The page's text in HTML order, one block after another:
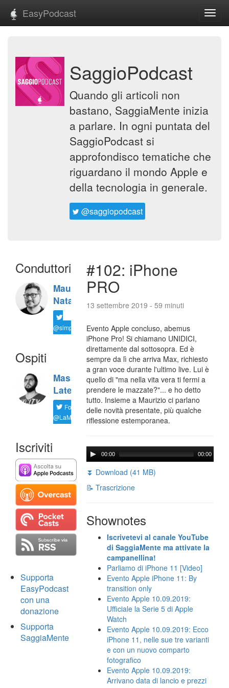
EasyPodcast
SaggioPodcast
Quando gli articoli non
bastano, SaggiaMente inizia
a parlare. In ogni puntata del
SaggioPodcast si
approfondisco tematiche che
riguardano il mondo Apple e
della tecnologia in generale.
@saggiopodcast
Conduttori
Maurizio
Natali
@simplemal
Ospiti
Massimiliano
Latella
Follow
@LaMaxImages
Iscriviti
Supporta
EasyPodcast
con una
donazione
Supporta
SaggiaMente
#102: iPhone
PRO
13 settembre 2019 - 59 minuti
Evento Apple concluso, abemus
iPhone Pro! Si chiamano UNIDICI,
direttamente dal sottosopra. Ed è
sempre da lì che arriva Max, richiesto
a gran voce durante l'ultimo live. Lui è
quello di "ma nella vita vera ti fermi a
prendere le mazzate?"... e ho detto
tutto. Insieme a Maurizio ci parlano
delle novità presentate, più qualche
riflessione estemporanea.
00:00 00:00
⏬ Download (41 MB)
📝 Trascrizione
Shownotes
Iscrivetevi al canale YouTube
di SaggiaMente ma attivate la
campanellina!
Parliamo di iPhone 11 [Video]
Evento Apple iPhone 11: By
transition only
Evento Apple 10.09.2019:
Ufficiale la Serie 5 di Apple
Watch
Evento Apple 10.09.2019: Ecco
iPhone 11, nelle sue tre varianti
e con un nuovo comparto
fotografico
Evento Apple 10.09.2019:
Arrivano data di lancio e prezzi